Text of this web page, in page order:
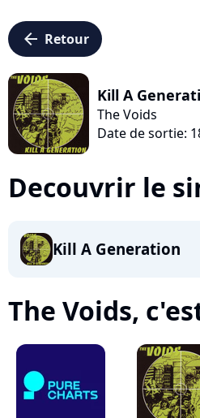
arrow_left Retour
Kill A
The Voids
Date de sortie:
Decouvrir le
Kill A Generation
The Voids,